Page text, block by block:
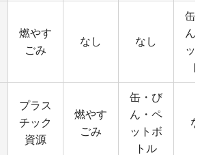
燃やす
ごみ
なし なし
缶
ん
ッ
プラス
チック
資源
燃やす
ごみ
缶・び
ん・ペ
ットボ
トル